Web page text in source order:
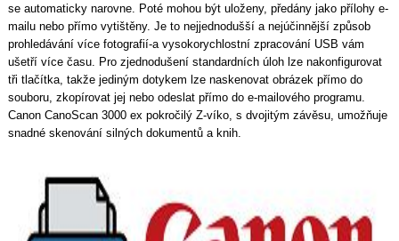
se automaticky narovne. Poté mohou být uloženy, předány jako přílohy e-
mailu nebo přímo vytištěny. Je to nejjednodušší a nejúčinnější způsob
prohledávání více fotografií-a vysokorychlostní zpracování USB vám
ušetří více času. Pro zjednodušení standardních úloh lze nakonfigurovat
tři tlačítka, takže jediným dotykem lze naskenovat obrázek přímo do
souboru, zkopírovat jej nebo odeslat přímo do e-mailového programu.
Canon CanoScan 3000 ex pokročilý Z-víko, s dvojitým závěsu, umožňuje
snadné skenování silných dokumentů a knih.